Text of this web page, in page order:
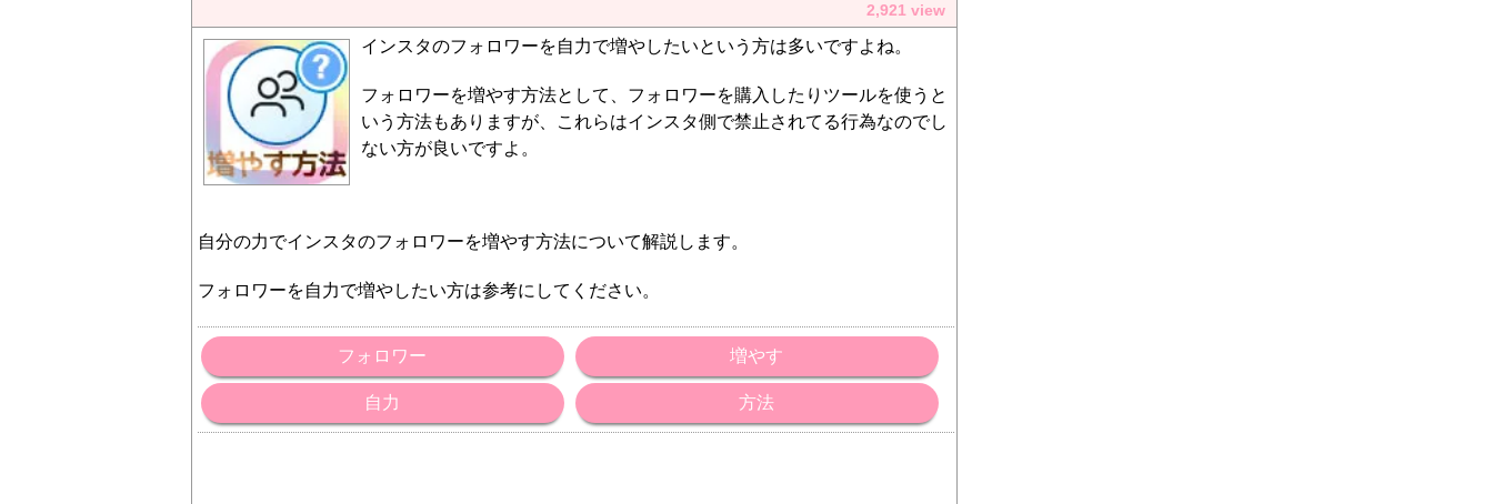
2,921 view
インスタのフォロワーを自力で増やしたいという方は多いですよね。
フォロワーを増やす方法として、フォロワーを購入したりツールを使うと
いう方法もありますが、これらはインスタ側で禁止されてる行為なのでし
ない方が良いですよ。
自分の力でインスタのフォロワーを増やす方法について解説します。
フォロワーを自力で増やしたい方は参考にしてください。
フォロワー 増やす
自力 方法